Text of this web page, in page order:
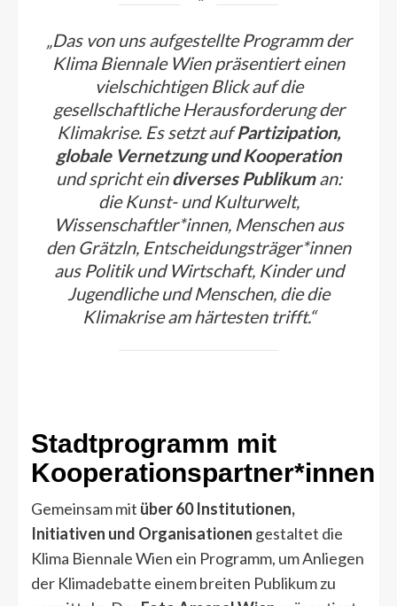
„Das von uns aufgestellte Programm der
Klima Biennale Wien präsentiert einen
vielschichtigen Blick auf die
gesellschaftliche Herausforderung der
Klimakrise. Es setzt aufPartizipation,
globale Vernetzung und Kooperation
und spricht eindiverses Publikuman:
die Kunst- und Kulturwelt,
Wissenschaftler*innen, Menschen aus
den Grätzln, Entscheidungsträger*innen
aus Politik und Wirtschaft, Kinder und
Jugendliche und Menschen, die die
Klimakrise am härtesten trifft.“
Stadtprogramm mit
Kooperationspartner*innen
Gemeinsam mit über 60 Institutionen,
Initiativen und Organisationen gestaltet die
Klima Biennale Wien ein Programm, um Anliegen
der Klimadebatte einem breiten Publikum zu